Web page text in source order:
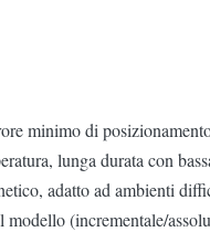
minimo di
lunga durata con
adatto ad ambienti
(incrementale/